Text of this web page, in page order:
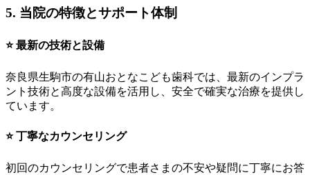
5. 当院の特徴とサポート体制
⭐ 最新の技術と設備
奈良県生駒市の有山おとなこども歯科では、最新のインプラ
ント技術と高度な設備を活用し、安全で確実な治療を提供し
ています。
⭐ 丁寧なカウンセリング
初回のカウンセリングで患者さまの不安や疑問に丁寧にお答